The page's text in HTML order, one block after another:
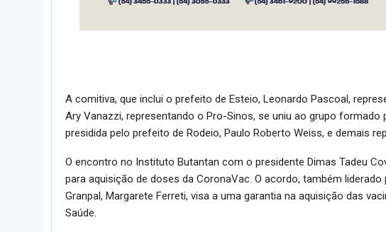
A comitiva, que inclui o prefeito de Esteio, Leonardo Pascoal,
Ary Vanazzi, representando o Pro-Sinos, se uniu ao grupo formado
presidida pelo prefeito de Rodeio, Paulo Roberto Weiss, e demais
O encontro no Instituto Butantan com o presidente Dimas Tadeu
para aquisição de doses da CoronaVac. O acordo, também
Granpal, Margarete Ferreti, visa a uma garantia na aquisição das
Saúde.